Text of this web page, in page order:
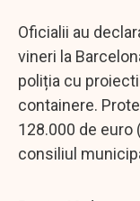
Oficialii au
vineri la
poliția cu
containere.
128.000 de euro
consiliul